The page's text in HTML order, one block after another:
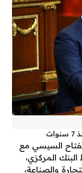
السيسي مع
المركزي،
والصناعة،